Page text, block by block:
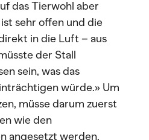
das Tierwohl aber
sehr offen und die
in die Luft – aus
der Stall
sein, was das
würde.» Um
müsse darum zuerst
wie den
angesetzt werden,